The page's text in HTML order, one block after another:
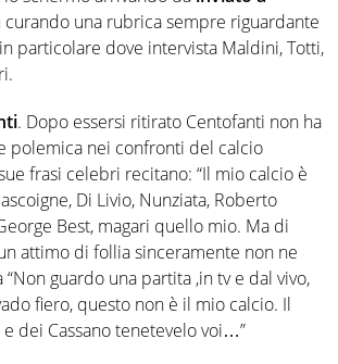
curando una rubrica sempre riguardante
particolare dove intervista Maldini, Totti,
. Dopo essersi ritirato Centofanti non ha
polemica nei confronti del calcio
frasi celebri recitano: “Il mio calcio è
Di Livio, Nunziata, Roberto
Best, magari quello mio. Ma di
attimo di follia sinceramente non ne
“Non guardo una partita ,in tv e dal vivo,
fiero, questo non è il mio calcio. Il
dei Cassano tenetevelo voi…”